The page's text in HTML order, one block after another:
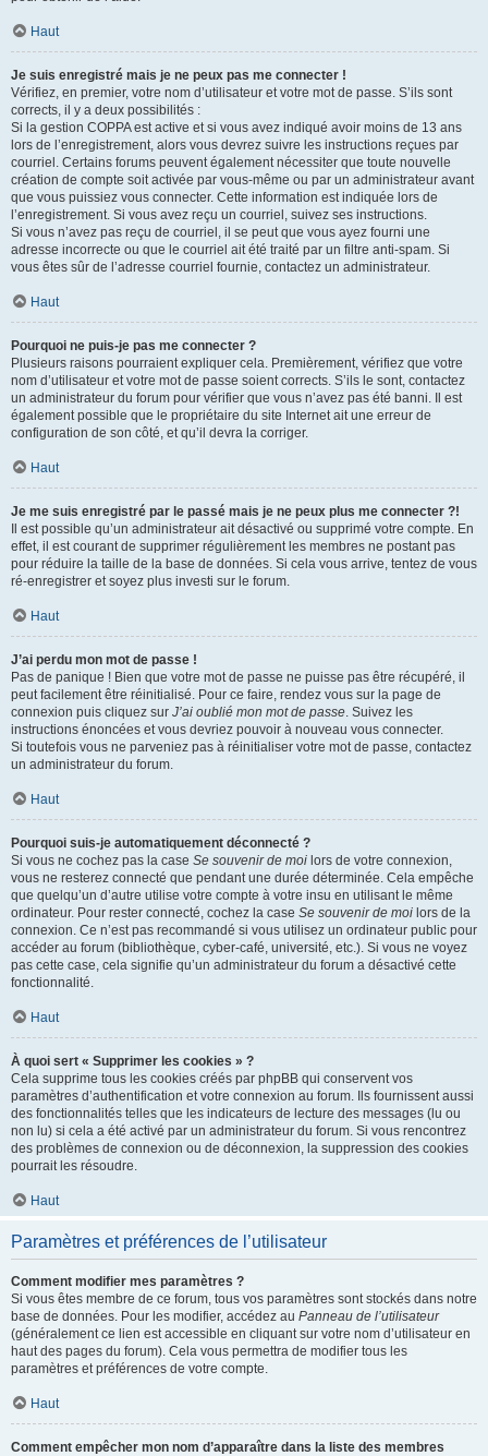
Haut
Je suis enregistré mais je ne peux pas me connecter !
Vérifiez, en premier, votre nom d’utilisateur et votre mot de passe. S’ils sont
corrects, il y a deux possibilités :
Si la gestion COPPA est active et si vous avez indiqué avoir moins de 13 ans
lors de l’enregistrement, alors vous devrez suivre les instructions reçues par
courriel. Certains forums peuvent également nécessiter que toute nouvelle
création de compte soit activée par vous-même ou par un administrateur avant
que vous puissiez vous connecter. Cette information est indiquée lors de
l’enregistrement. Si vous avez reçu un courriel, suivez ses instructions.
Si vous n’avez pas reçu de courriel, il se peut que vous ayez fourni une
adresse incorrecte ou que le courriel ait été traité par un filtre anti-spam. Si
vous êtes sûr de l’adresse courriel fournie, contactez un administrateur.
Haut
Pourquoi ne puis-je pas me connecter ?
Plusieurs raisons pourraient expliquer cela. Premièrement, vérifiez que votre
nom d’utilisateur et votre mot de passe soient corrects. S’ils le sont, contactez
un administrateur du forum pour vérifier que vous n’avez pas été banni. Il est
également possible que le propriétaire du site Internet ait une erreur de
configuration de son côté, et qu’il devra la corriger.
Haut
Je me suis enregistré par le passé mais je ne peux plus me connecter ?!
Il est possible qu’un administrateur ait désactivé ou supprimé votre compte. En
effet, il est courant de supprimer régulièrement les membres ne postant pas
pour réduire la taille de la base de données. Si cela vous arrive, tentez de vous
ré-enregistrer et soyez plus investi sur le forum.
Haut
J’ai perdu mon mot de passe !
Pas de panique ! Bien que votre mot de passe ne puisse pas être récupéré, il
peut facilement être réinitialisé. Pour ce faire, rendez vous sur la page de
connexion puis cliquez sur J’ai oublié mon mot de passe. Suivez les
instructions énoncées et vous devriez pouvoir à nouveau vous connecter.
Si toutefois vous ne parveniez pas à réinitialiser votre mot de passe, contactez
un administrateur du forum.
Haut
Pourquoi suis-je automatiquement déconnecté ?
Si vous ne cochez pas la case Se souvenir de moi lors de votre connexion,
vous ne resterez connecté que pendant une durée déterminée. Cela empêche
que quelqu’un d’autre utilise votre compte à votre insu en utilisant le même
ordinateur. Pour rester connecté, cochez la case Se souvenir de moi lors de la
connexion. Ce n’est pas recommandé si vous utilisez un ordinateur public pour
accéder au forum (bibliothèque, cyber-café, université, etc.). Si vous ne voyez
pas cette case, cela signifie qu’un administrateur du forum a désactivé cette
fonctionnalité.
Haut
À quoi sert « Supprimer les cookies » ?
Cela supprime tous les cookies créés par phpBB qui conservent vos
paramètres d’authentification et votre connexion au forum. Ils fournissent aussi
des fonctionnalités telles que les indicateurs de lecture des messages (lu ou
non lu) si cela a été activé par un administrateur du forum. Si vous rencontrez
des problèmes de connexion ou de déconnexion, la suppression des cookies
pourrait les résoudre.
Haut
Paramètres et préférences de l’utilisateur
Comment modifier mes paramètres ?
Si vous êtes membre de ce forum, tous vos paramètres sont stockés dans notre
base de données. Pour les modifier, accédez au Panneau de l’utilisateur
(généralement ce lien est accessible en cliquant sur votre nom d’utilisateur en
haut des pages du forum). Cela vous permettra de modifier tous les
paramètres et préférences de votre compte.
Haut
Comment empêcher mon nom d’apparaître dans la liste des membres